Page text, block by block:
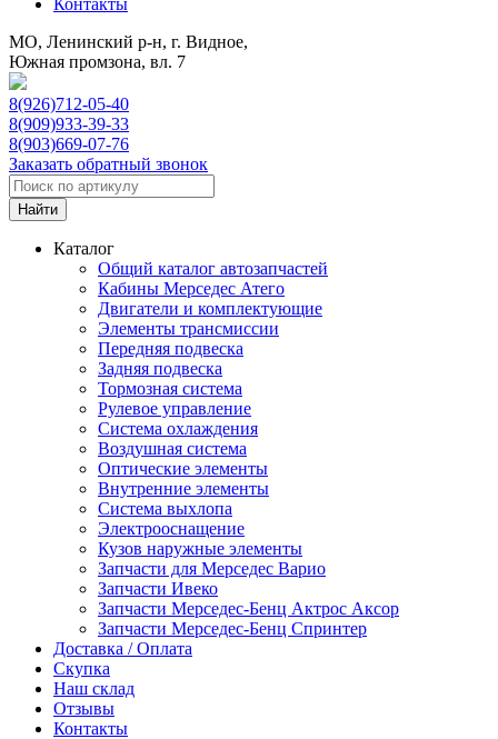
Контакты
МО, Ленинский р-н, г. Видное,
Южная промзона, вл. 7
8(926)712-05-40
8(909)933-39-33
8(903)669-07-76
Заказать обратный звонок
Каталог
Общий каталог автозапчастей
Кабины Мерседес Атего
Двигатели и комплектующие
Элементы трансмиссии
Передняя подвеска
Задняя подвеска
Тормозная сиcтема
Рулевое управление
Система охлаждения
Воздушная система
Оптические элементы
Внутренние элементы
Система выхлопа
Электрооснащение
Кузов наружные элементы
Запчасти для Мерседес Варио
Запчасти Ивеко
Запчасти Мерседес-Бенц Актрос Аксор
Запчасти Мерседес-Бенц Спринтер
Доставка / Оплата
Скупка
Наш склад
Отзывы
Контакты